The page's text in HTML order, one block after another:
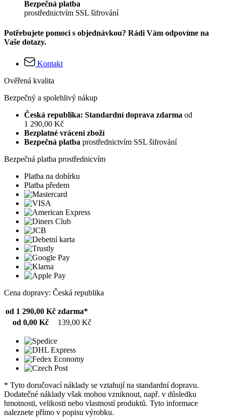
Bezpečná platba
prostřednictvím SSL šifrování
Potřebujete pomoci s objednávkou? Rádi Vám odpovíme na
Vaše dotazy.
Kontakt
Ověřená kvalita
Bezpečný a spolehlivý nákup
Česká republika: Standardní doprava zdarma od
1 290,00 Kč
Bezplatné vrácení zboží
Bezpečná platba prostřednictvím SSL šifrování
Bezpečná platba prostřednicvím
Platba na dobírku
Platba předem
Cena dopravy: Česká republika
od 1 290,00 Kč zdarma*
od 0,00 Kč
139,00 Kč
* Tyto doručovací náklady se vztahují na standardní dopravu.
Dodatečné náklady však mohou vzniknout, např. v důsledku
hmotnosti, velikosti nebo vlastností produktů. Tyto informace
naleznete přímo v popisu výrobku.